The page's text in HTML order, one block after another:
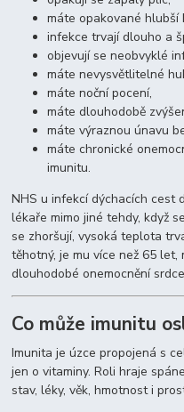
máte opakované hlubší
infekce trvají dlouho a
objevují se neobvyklé
máte nevysvětlitelné
máte noční pocení,
máte dlouhodobě
máte výraznou únavu
máte chronické
imunitu.
NHS u infekcí dýchacích cest
lékaře mimo jiné tehdy, když
se zhoršují, vysoká teplota
těhotný, je mu více než 65
dlouhodobé onemocnění
Co může imunitu
Imunita je úzce propojená s
jen o vitaminy. Roli hraje
stav, léky, věk, hmotnost i